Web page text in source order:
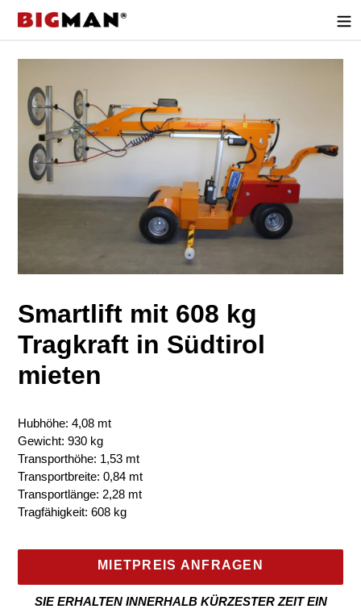
zum
Smartlift mit 608 kg
Tragkraft in Südtirol
mieten
Hubhöhe: 4,08 mt
Gewicht: 930 kg
Transporthöhe: 1,53 mt
Transportbreite: 0,84 mt
Transportlänge: 2,28 mt
Tragfähigkeit: 608 kg
MIETPREIS ANFRAGEN
SIE ERHALTEN INNERHALB KÜRZESTER ZEIT EIN